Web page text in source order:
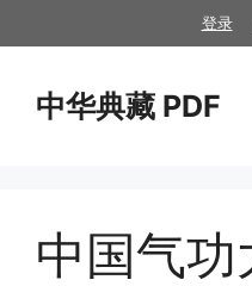
至
登录
中华典藏 PDF
中国气功